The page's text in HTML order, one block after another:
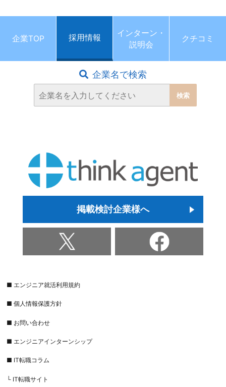
企業TOP 採用情報
インターン・
説明会
クチコミ
企業名で検索
掲載検討企業様へ
■ エンジニア就活利用規約
■ 個人情報保護方針
■ お問い合わせ
■ エンジニアインターンシップ
■ IT転職コラム
└ IT転職サイト